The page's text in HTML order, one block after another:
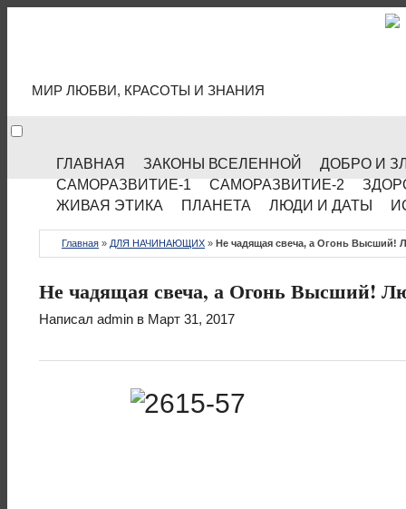
МИР ЛЮБВИ, КРАСОТЫ И ЗНАНИЯ
ГЛАВНАЯ ЗАКОНЫ ВСЕЛЕННОЙ
ДОБРО И
САМОРАЗВИТИЕ-1
САМОРАЗВИТИЕ-2
ЖИВАЯ ЭТИКА
ПЛАНЕТА ЛЮДИ И ДАТЫ
Главная » ДЛЯ НАЧИНАЮЩИХ » Не чадящая свеча, а Огонь Высший!
Не чадящая свеча, а Огонь Высший!
Написал admin в Март 31, 2017